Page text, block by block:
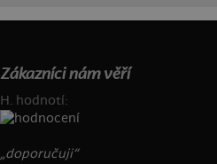
Zákazníci nám věří
H. hodnotí:
„doporučuji“